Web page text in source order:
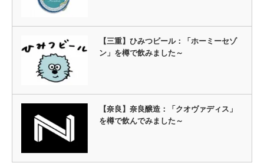
【三重】ひみつビール：「ホーミーセゾ
ン」を樽で飲みました～
【奈良】奈良醸造：「クオヴァディス」
を樽で飲んでみました～